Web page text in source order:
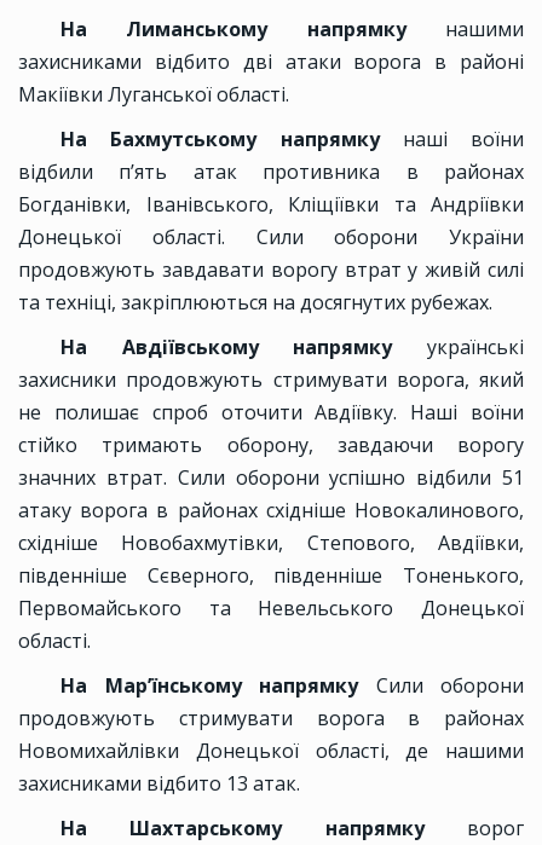
На Лиманському напрямкунашими
захисниками відбито дві атаки ворога в районі
Макіївки Луганської області.
На Бахмутському напрямкунаші воїни
відбили п’ять атак противника в районах
Богданівки, Іванівського, Кліщіївки та Андріївки
Донецької області. Сили оборони України
продовжують завдавати ворогу втрат у живій силі
та техніці, закріплюються на досягнутих рубежах.
На Авдіївському напрямкуукраїнські
захисники продовжують стримувати ворога, який
не полишає спроб оточити Авдіївку. Наші воїни
стійко тримають оборону, завдаючи ворогу
значних втрат. Сили оборони успішно відбили 51
атаку ворога в районах східніше Новокалинового,
східніше Новобахмутівки, Степового, Авдіївки,
південніше Сєверного, південніше Тоненького,
Первомайського та Невельського Донецької
області.
На Мар’їнському напрямкуСили оборони
продовжують стримувати ворога в районах
Новомихайлівки Донецької області, де нашими
захисниками відбито 13 атак.
На Шахтарському напрямкуворог